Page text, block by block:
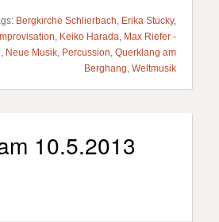
Bergkirche Schlierbach Erika Stucky,
Improvisation
Keiko Harada
Max Riefer -
Neue Musik, Percussion Querklang am
Berghang Weltmusik
10.5.2013